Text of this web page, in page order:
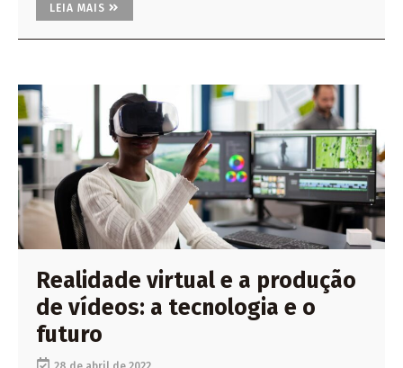
LEIA MAIS
Realidade virtual e a produção
de vídeos: a tecnologia e o
futuro